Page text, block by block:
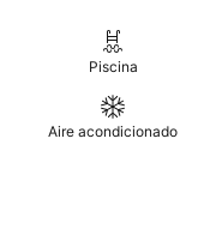
Piscina
Aire acondicionado